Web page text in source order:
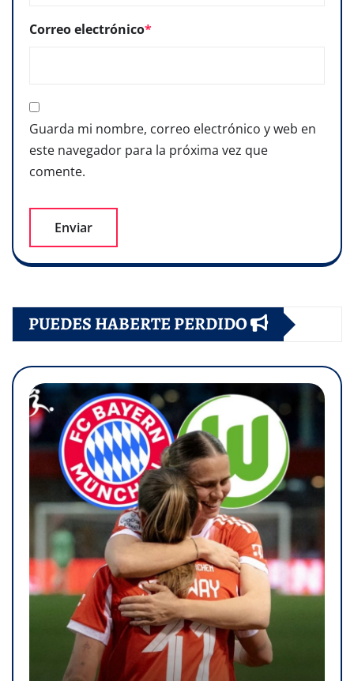
Correo electrónico*
Guarda mi nombre, correo electrónico y web en
este navegador para la próxima vez que
comente.
PUEDES HABERTE PERDIDO